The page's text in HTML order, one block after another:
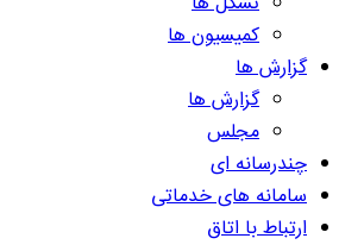
کمیسیون ها
گزارش ها
گزارش ها
مجلس
چندرسانه ای
سامانه های خدماتی
ارتباط با اتاق